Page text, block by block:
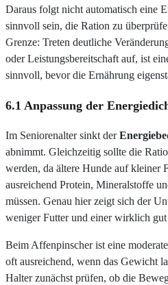
Daraus folgt nicht automatisch eine
sinnvoll sein, die Ration zu
Grenze: Treten deutliche
oder Leistungsbereitschaft auf, ist
sinnvoll, bevor die Ernährung
6.1 Anpassung der
Im Seniorenalter sinkt der
abnimmt. Gleichzeitig sollte die
werden, da ältere Hunde auf kleiner
ausreichend Protein, Mineralstoffe
müssen. Genau hier zeigt sich der
weniger Futter und einer wirklich gut
Beim Affenpinscher ist eine
oft ausreichend, wenn das Gewicht
Halter zunächst prüfen, ob die